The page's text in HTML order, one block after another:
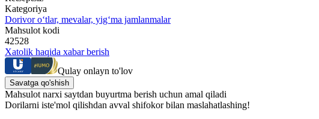
Kategoriya
Dorivor o‘tlar, mevalar, yig‘ma jamlanmalar
Mahsulot kodi
42528
Xatolik haqida xabar berish
Qulay onlayn to'lov
Savatga qo'shish
Mahsulot narxi saytdan buyurtma berish uchun amal qiladi
Dorilarni iste'mol qilishdan avval shifokor bilan maslahatlashing!